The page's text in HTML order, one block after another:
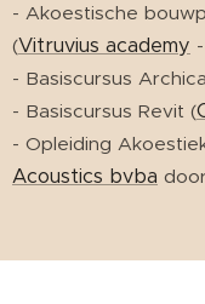
- Akoestische
(Vitruvius academy
- Basiscursus
- Basiscursus Revit (
- Opleiding
Acoustics bvba